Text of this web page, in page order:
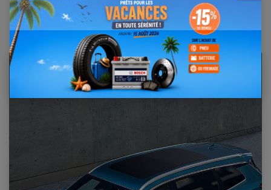
9 février 2026 par
[023156] Ferdinand ANDRIANINANDRIANA